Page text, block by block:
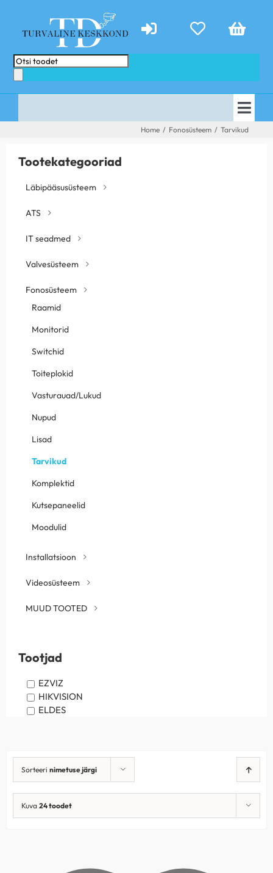
content
Products
search
PAKKUMISED
TEENUSED
KONTAKT
TEHTUD TÖÖD
Home / Fonosüsteem / Tarvikud
Sorteeri nimetuse järgi
Kuva 24 toodet
Tootekategooriad
Läbipääsusüsteem
ATS
IT seadmed
Valvesüsteem
Fonosüsteem
Raamid
Monitorid
Switchid
Toiteplokid
Vasturauad/Lukud
Nupud
Lisad
Tarvikud
Komplektid
Kutsepaneelid
Moodulid
Installatsioon
Videosüsteem
MUUD TOOTED
Tootjad
EZVIZ
HIKVISION
ELDES